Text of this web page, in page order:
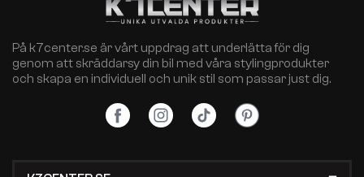
På k7center.se är vårt uppdrag att underlätta för dig
genom att skräddarsy din bil med våra stylingprodukter
och skapa en individuell och unik stil som passar just dig.